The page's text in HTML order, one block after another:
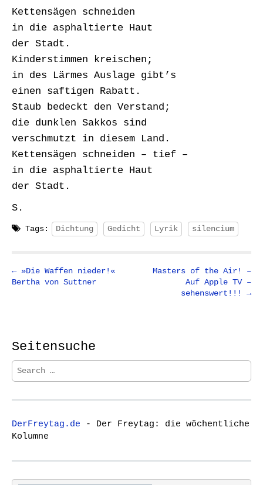
Kettensägen schneiden
in die asphaltierte Haut
der Stadt.
Kinderstimmen kreischen;
in des Lärmes Auslage gibt’s
einen saftigen Rabatt.
Staub bedeckt den Verstand;
die dunklen Sakkos sind
verschmutzt in diesem Land.
Kettensägen schneiden – tief –
in die asphaltierte Haut
der Stadt.
S.
Tags: Dichtung Gedicht Lyrik silencium
P
o
a
v
i
t
i
← »Die Waffen nieder!«
Bertha von Suttner
Masters of the Air! –
Auf Apple TV –
sehenswert!!! →
Seitensuche
S
e
r
h
f
r
DerFreytag.de - Der Freytag: die wöchentliche
Kolumne